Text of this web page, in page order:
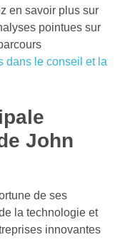
en savoir plus sur
pointues sur
dans le conseil et la
John
de ses
la technologie et
innovantes